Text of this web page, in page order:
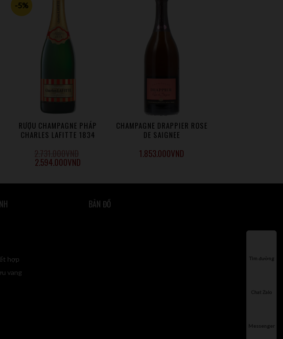
-5%
RƯỢU CHAMPAGNE PHÁP
CHARLES LAFITTE 1834
2.594.000VND
CHAMPAGNE DRAPPIER ROSE
DE SAIGNEE
1.853.000VND
hợp
vang
BẢN ĐỒ
Tìm đường
Chat Zalo
Messenger